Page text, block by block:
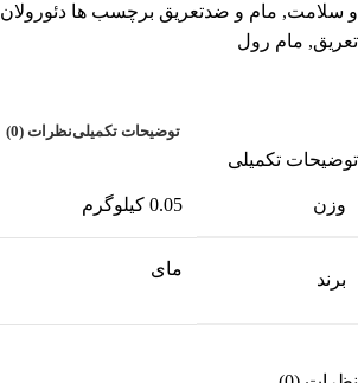
و سلامت, مام و ضدتعریق برچسب ها دئورولان
تعریق, مام رول
توضیحات تکمیلینظرات (0)
توضیحات تکمیلی
وزن 0.05 کیلوگرم
برند
مای